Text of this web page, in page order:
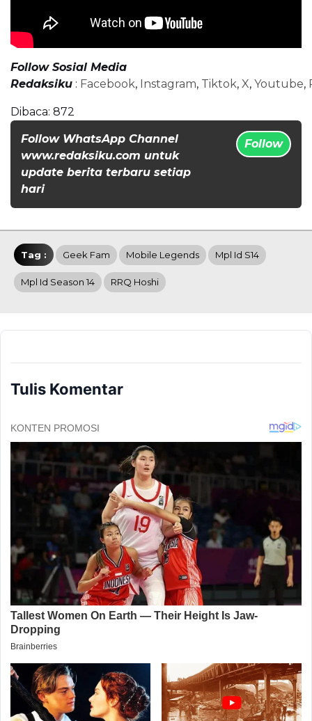
Follow Sosial Media
Redaksiku : Facebook, Instagram, Tiktok, X, Youtube,
Dibaca: 872
Follow WhatsApp Channel
www.redaksiku.com untuk
update berita terbaru setiap
hari
Follow
Tag : Geek Fam Mobile Legends Mpl Id S14
Mpl Id Season 14 RRQ Hoshi
Tulis Komentar